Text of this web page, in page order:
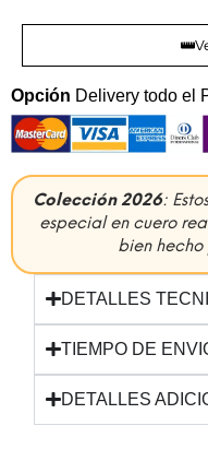
Opción Delivery todo el
Colección 2026:
especial en cuero
bien hecho
DETALLES
TIEMPO DE
DETALLES